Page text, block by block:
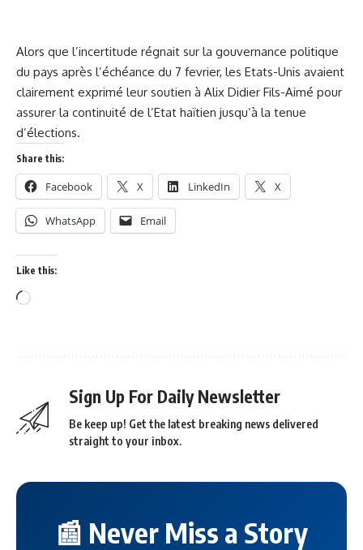
Alors que l’incertitude régnait sur la gouvernance politique
du pays après l’échéance du 7 fevrier, les Etats-Unis avaient
clairement exprimé leur soutien à Alix Didier Fils-Aimé pour
assurer la continuité de l’Etat haïtien jusqu’à la tenue
d’élections.
Share this:
Facebook X LinkedIn X
WhatsApp Email
Like this:
Sign Up For Daily Newsletter
Be keep up! Get the latest breaking news delivered
straight to your inbox.
📰 Never Miss a Story